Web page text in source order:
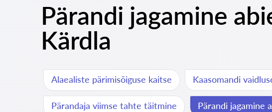
Pärandi jagamine
Kärdla
Alaealiste pärimisõiguse kaitse Kaasomandi
Pärandaja viimse tahte täitmine Pärandi jagamine